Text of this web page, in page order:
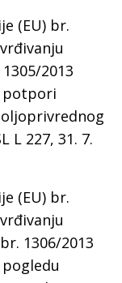
(EU) br.
2013
potpori
L 227, 31. 7.
(EU) br.
1306/2013